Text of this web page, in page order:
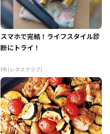
スマホで完結！ライフスタイル診
断にトライ！
PR (レタスクラブ)